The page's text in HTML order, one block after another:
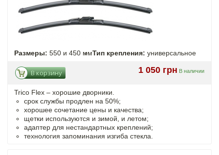
Размеры: 550 и 450 ммТип крепления: универсальное
1 050 грн В наличии
В корзину
Trico Flex – хорошие дворники.
срок службы продлен на 50%;
хорошее сочетание цены и качества;
щетки используются и зимой, и летом;
адаптер для нестандартных креплений;
технология запоминания изгиба стекла.